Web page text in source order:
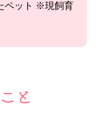
ペット ※現飼育
と